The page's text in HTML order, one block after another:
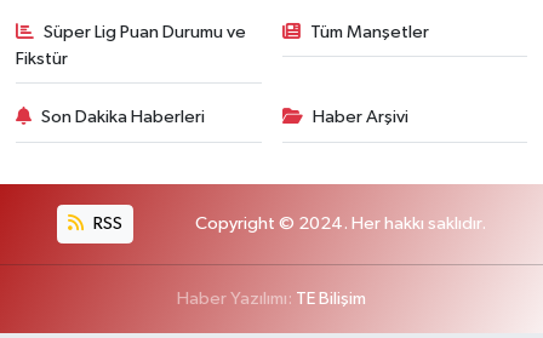
Süper Lig Puan Durumu ve
Fikstür
Tüm Manşetler
Son Dakika Haberleri Haber Arşivi
RSS Copyright © 2024. Her hakkı saklıdır.
Haber Yazılımı: TE Bilişim